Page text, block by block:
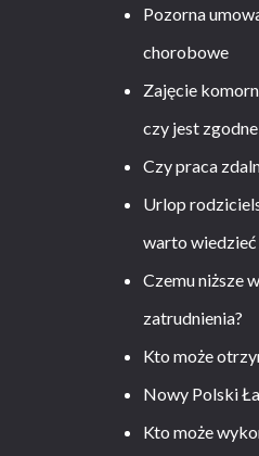
Pozorna
chorobowe
Zajęcie
czy jest
Czy praca
Urlop
warto wiedzieć
Czemu niższe
zatrudnienia?
Kto może
Nowy Polski
Kto może